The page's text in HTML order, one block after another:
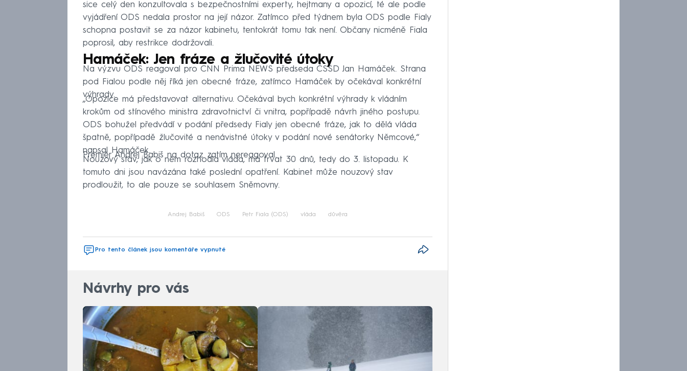
sice celý den konzultovala s bezpečnostními experty, hejtmany a opozicí, té ale podle
vyjádření ODS nedala prostor na její názor. Zatímco před týdnem byla ODS podle Fialy
schopna postavit se za názor kabinetu, tentokrát tomu tak není. Občany nicméně Fiala
poprosil, aby restrikce dodržovali.
Hamáček: Jen fráze a žlučovité útoky
Na výzvu ODS reagoval pro CNN Prima NEWS předseda ČSSD Jan Hamáček. Strana
pod Fialou podle něj říká jen obecné fráze, zatímco Hamáček by očekával konkrétní
výhrady.
„Opozice má představovat alternativu. Očekával bych konkrétní výhrady k vládním
krokům od stínového ministra zdravotnictví či vnitra, popřípadě návrh jiného postupu.
ODS bohužel předvádí v podání předsedy Fialy jen obecné fráze, jak to dělá vláda
špatně, popřípadě žlučovité a nenávistné útoky v podání nové senátorky Němcové,“
napsal Hamáček.
Premiér Andrej Babiš na dotaz zatím nereagoval.
Nouzový stav, jak o něm rozhodla vláda, má trvat 30 dnů, tedy do 3. listopadu. K
tomuto dni jsou navázána také poslední opatření. Kabinet může nouzový stav
prodloužit, to ale pouze se souhlasem Sněmovny.
Andrej Babiš ODS Petr Fiala (ODS) vláda důvěra
Pro tento článek jsou komentáře vypnuté
Návrhy pro vás